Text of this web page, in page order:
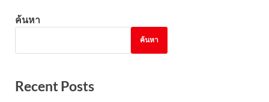
ค้นหา
ค้นหา
Recent Posts